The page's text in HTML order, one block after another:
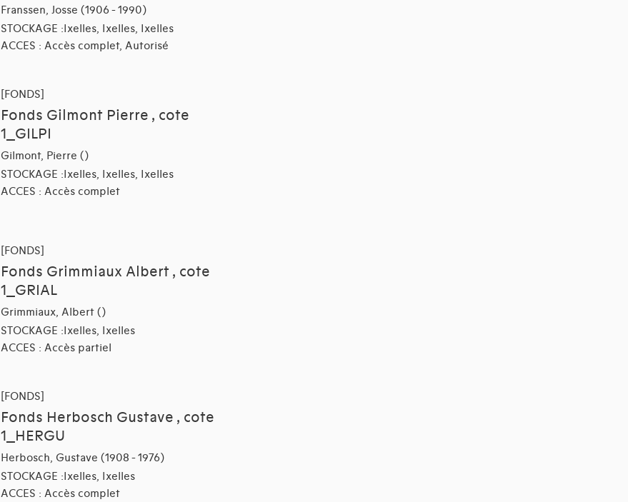
Franssen, Josse (1906 - 1990)
STOCKAGE :Ixelles, Ixelles, Ixelles
ACCES : Accès complet, Autorisé
[FONDS]
Fonds Gilmont Pierre , cote
1_GILPI
Gilmont, Pierre ()
STOCKAGE :Ixelles, Ixelles, Ixelles
ACCES : Accès complet
[FONDS]
Fonds Grimmiaux Albert , cote
1_GRIAL
Grimmiaux, Albert ()
STOCKAGE :Ixelles, Ixelles
ACCES : Accès partiel
[FONDS]
Fonds Herbosch Gustave , cote
1_HERGU
Herbosch, Gustave (1908 - 1976)
STOCKAGE :Ixelles, Ixelles
ACCES : Accès complet